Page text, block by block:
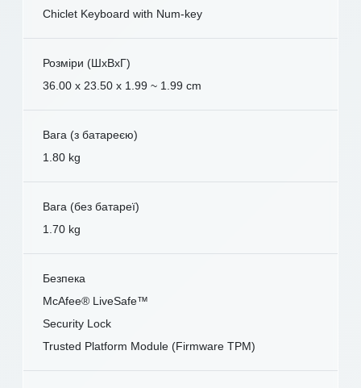
Chiclet Keyboard with Num-key
Розміри (ШxВxГ)
36.00 x 23.50 x 1.99 ~ 1.99 cm
Вага (з батареєю)
1.80 kg
Вага (без батареї)
1.70 kg
Безпека
McAfee® LiveSafe™
Security Lock
Trusted Platform Module (Firmware TPM)